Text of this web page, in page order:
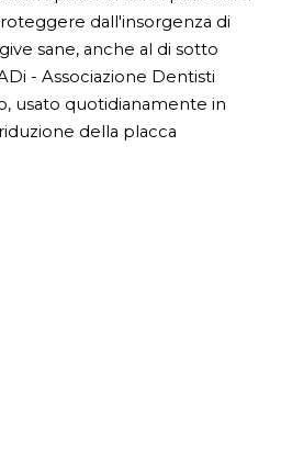
dall'insorgenza di
sane, anche al di sotto
- Associazione Dentisti
usato quotidianamente in
della placca